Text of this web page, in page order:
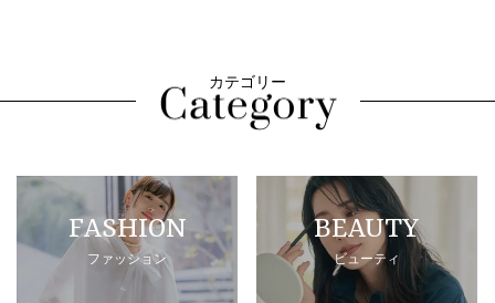
カテゴリー
FASHION
ファッション
BEAUTY
ビューティ